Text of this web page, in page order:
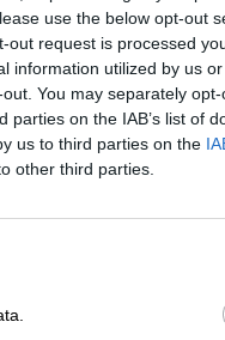
use the below opt-out
out request is processed
information utilized by us
You may separately
on the IAB’s list of
us to third parties on the
other third parties.
+1 (855) 253-6686
Technology B.V. Sp. z o.o.
Daimlera 1
Warszawa